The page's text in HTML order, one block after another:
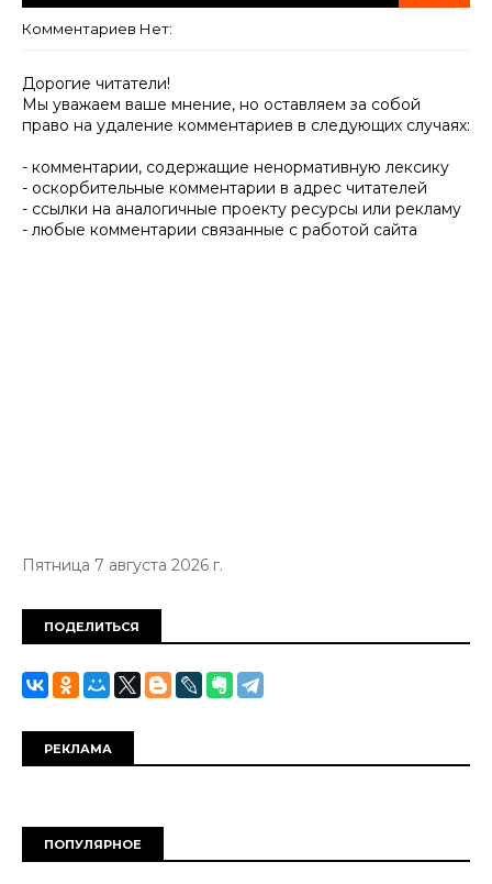
Комментариев Нет:
Дорогие читатели!
Мы уважаем ваше мнение, но оставляем за собой
право на удаление комментариев в следующих случаях:
- комментарии, содержащие ненормативную лексику
- оскорбительные комментарии в адрес читателей
- ссылки на аналогичные проекту ресурсы или рекламу
- любые комментарии связанные с работой сайта
Пятница 7 августа 2026 г.
ПОДЕЛИТЬСЯ
РЕКЛАМА
ПОПУЛЯРНОЕ